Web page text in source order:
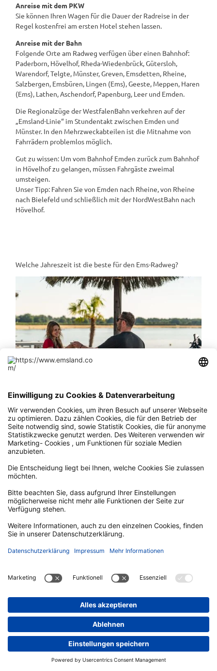
Anreise mit dem PKW
Sie können Ihren Wagen für die Dauer der Radreise in der
Regel kostenfrei am ersten Hotel stehen lassen.
Anreise mit der Bahn
Folgende Orte am Radweg verfügen über einen Bahnhof:
Paderborn, Hövelhof, Rheda-Wiedenbrück, Gütersloh,
Warendorf, Telgte, Münster, Greven, Emsdetten, Rheine,
Salzbergen, Emsbüren, Lingen (Ems), Geeste, Meppen, Haren
(Ems), Lathen, Aschendorf, Papenburg, Leer und Emden.
Die Regionalzüge der WestfalenBahn verkehren auf der
„Emsland-Linie“ im Stundentakt zwischen Emden und
Münster. In den Mehrzweckabteilen ist die Mitnahme von
Fahrrädern problemlos möglich.
Gut zu wissen: Um vom Bahnhof Emden zurück zum Bahnhof
in Hövelhof zu gelangen, müssen Fahrgäste zweimal
umsteigen.
Unser Tipp: Fahren Sie von Emden nach Rheine, von Rheine
nach Bielefeld und schließlich mit der NordWestBahn nach
Hövelhof.
Welche Jahreszeit ist die beste für den Ems-Radweg?
Ein deutsches Sprichwort besagt: „Es gibt kein schlechtes
Wetter, es gibt nur falsche Kleidung!“ Die Jahreszeiten sind
im Emsland bzw. im Nordwesten Deutschlands nicht stärker
ausgeprägt als im Landesinneren.
Rad, strampeln sich durch den Sommer und machen ihren
Lieblingsradesel im Herbst „winterfest“. Die beste Reisezeit
sind die Sommermonate sowie der September. Beliebt sind
zudem das Himmelfahrts- und das Pfingstwochenende.
Wetter und Windrichtung beim Radurlaub entlang des Ems-